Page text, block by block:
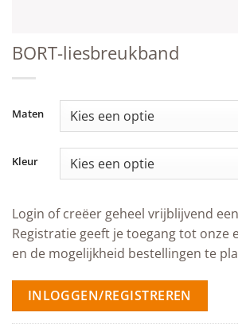
BORT-liesbreukband
Maten
Kleur
Login of creëer geheel vrijblijvend
Registratie geeft je toegang tot onze
en de mogelijkheid bestellingen te
INLOGGEN/REGISTREREN